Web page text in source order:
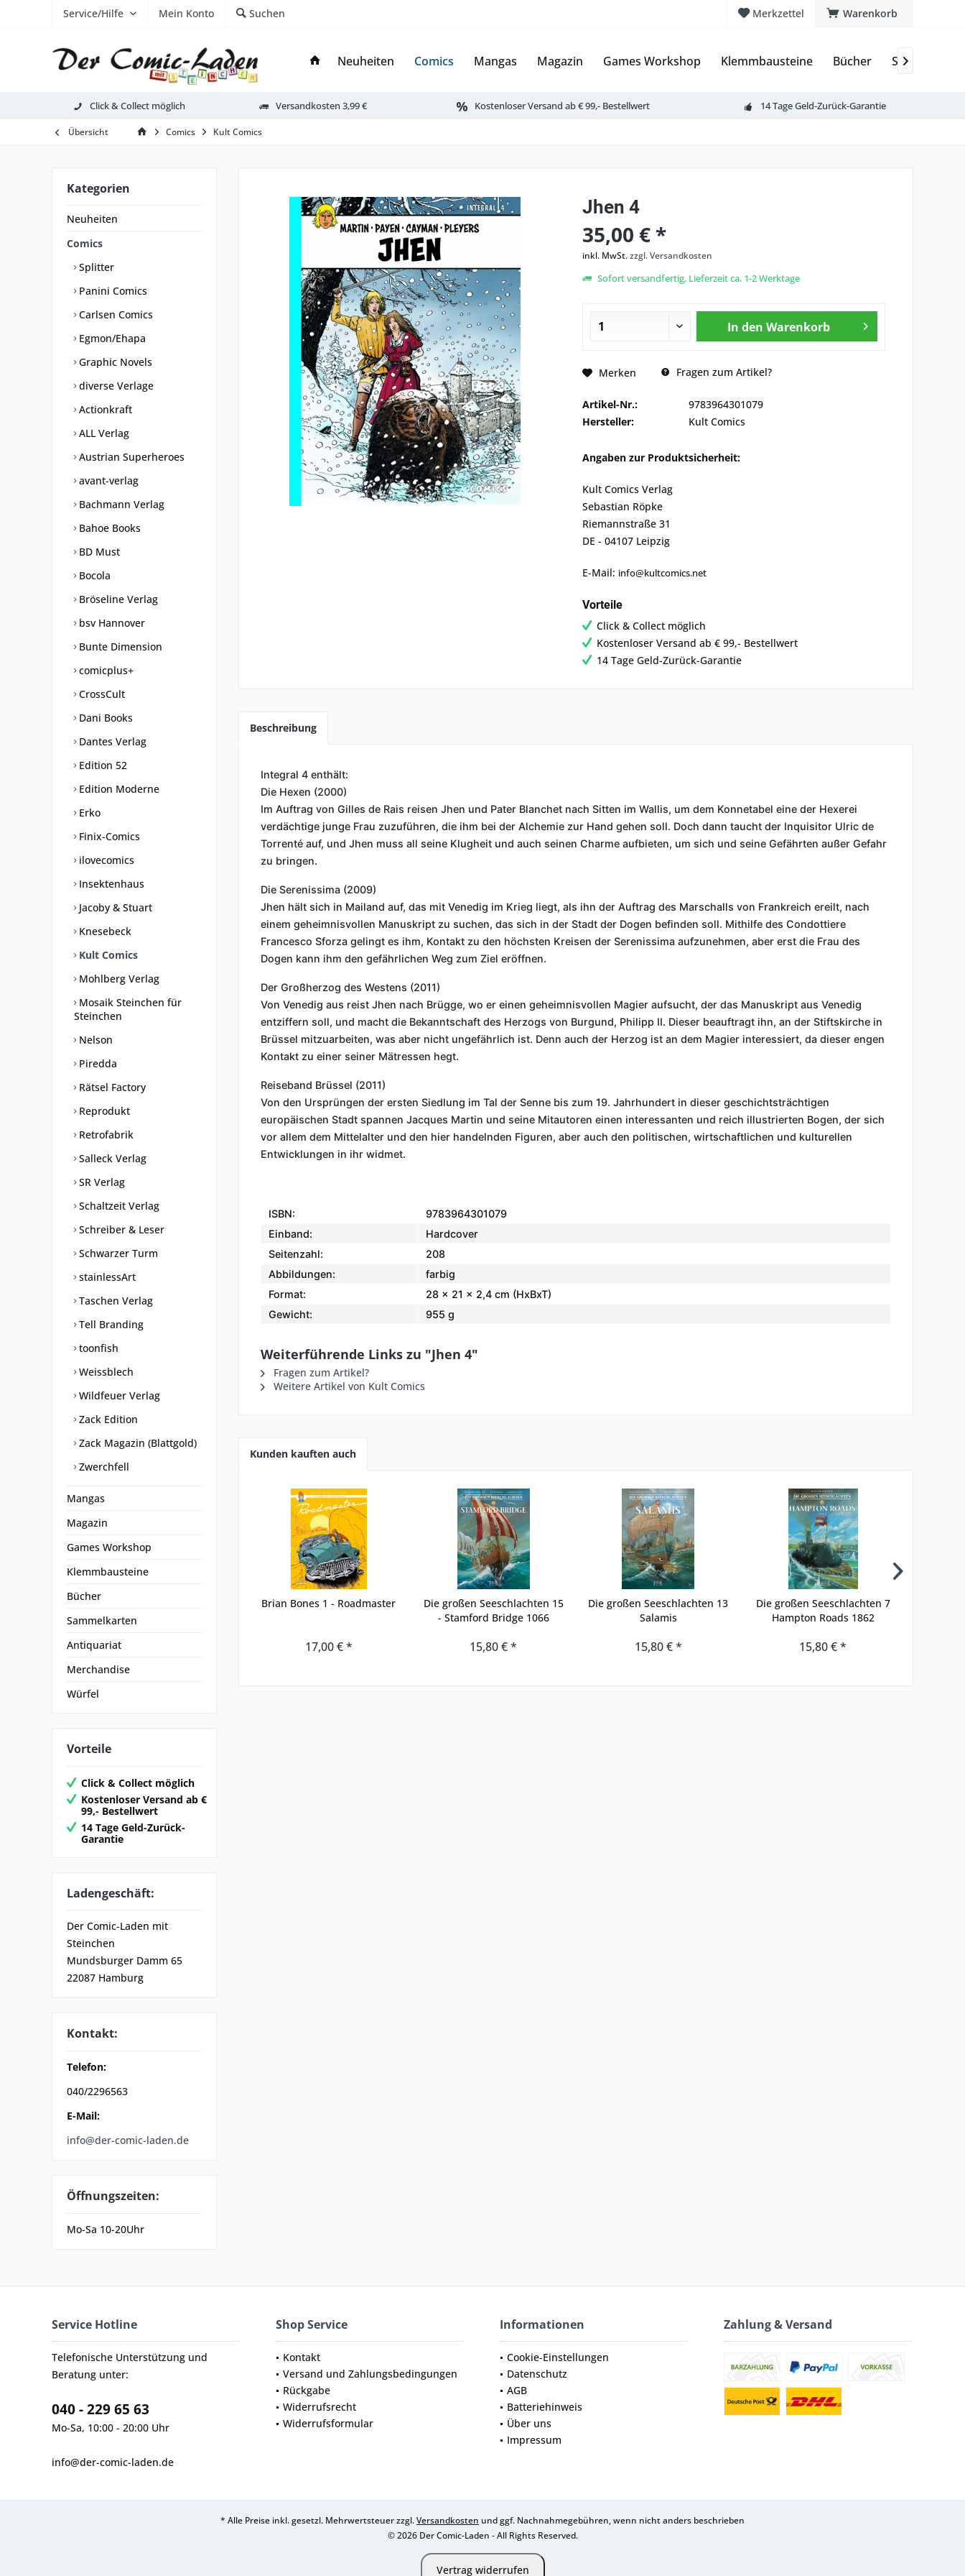
Warenkorb
Merkzettel
Service/Hilfe Mein Konto Suchen
Neuheiten Comics Mangas Magazin Games Workshop Klemmbausteine Bücher 
Click & Collect möglich Versandkosten 3,99 € Kostenloser Versand ab € 99,- Bestellwert 14 Tage Geld-Zurück-Garantie
Übersicht Comics Kult Comics
Kategorien
Neuheiten
Comics
Splitter
Panini Comics
Carlsen Comics
Egmon/Ehapa
Graphic Novels
diverse Verlage
Actionkraft
ALL Verlag
Austrian Superheroes
avant-verlag
Bachmann Verlag
Bahoe Books
BD Must
Bocola
Bröseline Verlag
bsv Hannover
Bunte Dimension
comicplus+
CrossCult
Dani Books
Dantes Verlag
Edition 52
Edition Moderne
Erko
Finix-Comics
ilovecomics
Insektenhaus
Jacoby & Stuart
Knesebeck
Kult Comics
Mohlberg Verlag
Mosaik Steinchen für
Steinchen
Nelson
Piredda
Rätsel Factory
Reprodukt
Retrofabrik
Salleck Verlag
SR Verlag
Schaltzeit Verlag
Schreiber & Leser
Schwarzer Turm
stainlessArt
Taschen Verlag
Tell Branding
toonfish
Weissblech
Wildfeuer Verlag
Zack Edition
Zack Magazin (Blattgold)
Zwerchfell
Mangas
Magazin
Games Workshop
Klemmbausteine
Bücher
Sammelkarten
Antiquariat
Merchandise
Würfel
Vorteile
Click & Collect möglich
Kostenloser Versand ab €
99,- Bestellwert
14 Tage Geld-Zurück-
Garantie
Ladengeschäft:
Der Comic-Laden mit
Steinchen
Mundsburger Damm 65
22087 Hamburg
Kontakt:
Telefon:
040/2296563
E-Mail:
info@der-comic-laden.de
Öffnungszeiten:
Mo-Sa 10-20Uhr
Jhen 4
35,00 € *
inkl. MwSt.zzgl. Versandkosten
Sofort versandfertig, Lieferzeit ca. 1-2 Werktage
In den Warenkorb
Merken Fragen zum Artikel?
Artikel-Nr.:
9783964301079
Hersteller:
Kult Comics
Angaben zur Produktsicherheit:
Kult Comics Verlag
Sebastian Röpke
Riemannstraße 31
DE - 04107 Leipzig
E-Mail: info@kultcomics.net
Vorteile
Click & Collect möglich
Kostenloser Versand ab € 99,- Bestellwert
14 Tage Geld-Zurück-Garantie
Beschreibung
Integral 4 enthält:
Die Hexen (2000)
Im Auftrag von Gilles de Rais reisen Jhen und Pater Blanchet nach Sitten im Wallis, um dem Konnetabel eine der Hexerei
verdächtige junge Frau zuzuführen, die ihm bei der Alchemie zur Hand gehen soll. Doch dann taucht der Inquisitor Ulric de
Torrenté auf, und Jhen muss all seine Klugheit und auch seinen Charme aufbieten, um sich und seine Gefährten außer Gefahr
zu bringen.
Die Serenissima (2009)
Jhen hält sich in Mailand auf, das mit Venedig im Krieg liegt, als ihn der Auftrag des Marschalls von Frankreich ereilt, nach
einem geheimnisvollen Manuskript zu suchen, das sich in der Stadt der Dogen befinden soll. Mithilfe des Condottiere
Francesco Sforza gelingt es ihm, Kontakt zu den höchsten Kreisen der Serenissima aufzunehmen, aber erst die Frau des
Dogen kann ihm den gefährlichen Weg zum Ziel eröffnen.
Der Großherzog des Westens (2011)
Von Venedig aus reist Jhen nach Brügge, wo er einen geheimnisvollen Magier aufsucht, der das Manuskript aus Venedig
entziffern soll, und macht die Bekanntschaft des Herzogs von Burgund, Philipp II. Dieser beauftragt ihn, an der Stiftskirche in
Brüssel mitzuarbeiten, was aber nicht ungefährlich ist. Denn auch der Herzog ist an dem Magier interessiert, da dieser engen
Kontakt zu einer seiner Mätressen hegt.
Reiseband Brüssel (2011)
Von den Ursprüngen der ersten Siedlung im Tal der Senne bis zum 19. Jahrhundert in dieser geschichtsträchtigen
europäischen Stadt spannen Jacques Martin und seine Mitautoren einen interessanten und reich illustrierten Bogen, der sich
vor allem dem Mittelalter und den hier handelnden Figuren, aber auch den politischen, wirtschaftlichen und kulturellen
Entwicklungen in ihr widmet.
ISBN:
9783964301079
Einband:
Hardcover
Seitenzahl:
208
Abbildungen:
farbig
Format:
28 x 21 x 2,4 cm (HxBxT)
Gewicht:
955 g
Weiterführende Links zu "Jhen 4"
Fragen zum Artikel?
Weitere Artikel von Kult Comics
Kunden kauften auch
Brian Bones 1 - Roadmaster
17,00 € *
Die großen Seeschlachten 15
- Stamford Bridge 1066
15,80 € *
Die großen Seeschlachten 13
Salamis
15,80 € *
Die großen Seeschlachten 7
Hampton Roads 1862
15,80 € *
Service Hotline
Telefonische Unterstützung und
Beratung unter:
040 - 229 65 63
Mo-Sa, 10:00 - 20:00 Uhr
info@der-comic-laden.de
Shop Service
Kontakt
Versand und Zahlungsbedingungen
Rückgabe
Widerrufsrecht
Widerrufsformular
Informationen
Cookie-Einstellungen
Datenschutz
AGB
Batteriehinweis
Über uns
Impressum
Zahlung & Versand
* Alle Preise inkl. gesetzl. Mehrwertsteuer zzgl.Versandkosten und ggf. Nachnahmegebühren, wenn nicht anders beschrieben
© 2026 Der Comic-Laden - All Rights Reserved.
Vertrag widerrufen